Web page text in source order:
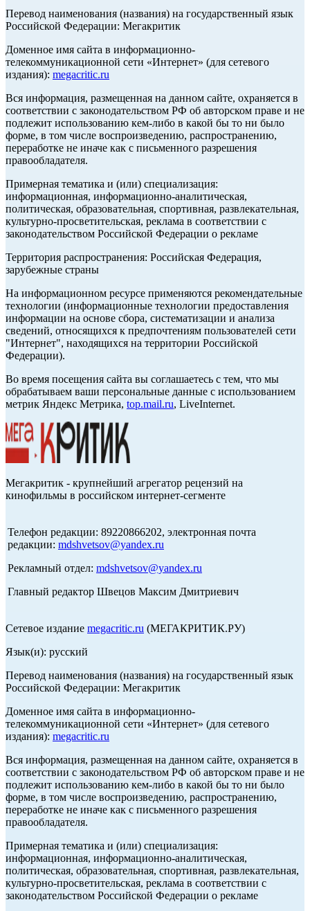
Перевод наименования (названия) на государственный язык
Российской Федерации: Мегакритик
Доменное имя сайта в информационно-
телекоммуникационной сети «Интернет» (для сетевого
издания): megacritic.ru
Вся информация, размещенная на данном сайте, охраняется в
соответствии с законодательством РФ об авторском праве и не
подлежит использованию кем-либо в какой бы то ни было
форме, в том числе воспроизведению, распространению,
переработке не иначе как с письменного разрешения
правообладателя.
Примерная тематика и (или) специализация:
информационная, информационно-аналитическая,
политическая, образовательная, спортивная, развлекательная,
культурно-просветительская, реклама в соответствии с
законодательством Российской Федерации о рекламе
Территория распространения: Российская Федерация,
зарубежные страны
На информационном ресурсе применяются рекомендательные
технологии (информационные технологии предоставления
информации на основе сбора, систематизации и анализа
сведений, относящихся к предпочтениям пользователей сети
"Интернет", находящихся на территории Российской
Федерации).
Во время посещения сайта вы соглашаетесь с тем, что мы
обрабатываем ваши персональные данные с использованием
метрик Яндекс Метрика, top.mail.ru, LiveInternet.
Мегакритик - крупнейший агрегатор рецензий на
кинофильмы в российском интернет-сегменте
Телефон редакции: 89220866202, электронная почта
редакции: mdshvetsov@yandex.ru
Рекламный отдел: mdshvetsov@yandex.ru
Главный редактор Швецов Максим Дмитриевич
Сетевое издание megacritic.ru (МЕГАКРИТИК.РУ)
Язык(и): русский
Перевод наименования (названия) на государственный язык
Российской Федерации: Мегакритик
Доменное имя сайта в информационно-
телекоммуникационной сети «Интернет» (для сетевого
издания): megacritic.ru
Вся информация, размещенная на данном сайте, охраняется в
соответствии с законодательством РФ об авторском праве и не
подлежит использованию кем-либо в какой бы то ни было
форме, в том числе воспроизведению, распространению,
переработке не иначе как с письменного разрешения
правообладателя.
Примерная тематика и (или) специализация:
информационная, информационно-аналитическая,
политическая, образовательная, спортивная, развлекательная,
культурно-просветительская, реклама в соответствии с
законодательством Российской Федерации о рекламе